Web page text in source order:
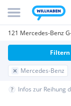
121 Mercedes-Benz
Mercedes-Benz
Filtern
Infos zur Reihung